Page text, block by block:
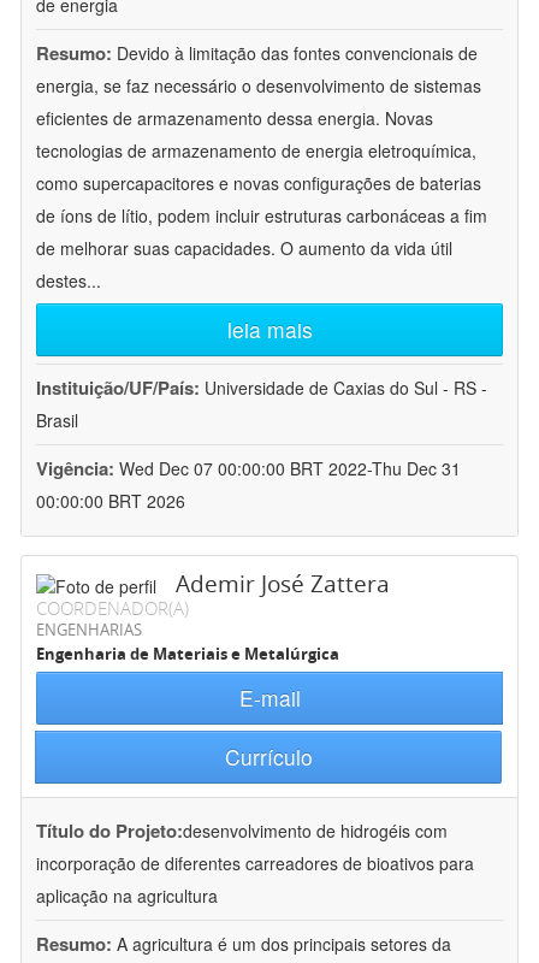
de energia
Resumo: Devido à limitação das fontes convencionais de
energia, se faz necessário o desenvolvimento de sistemas
eficientes de armazenamento dessa energia. Novas
tecnologias de armazenamento de energia eletroquímica,
como supercapacitores e novas configurações de baterias
de íons de lítio, podem incluir estruturas carbonáceas a fim
de melhorar suas capacidades. O aumento da vida útil
destes...
leia mais
Instituição/UF/País: Universidade de Caxias do Sul - RS -
Brasil
Vigência: Wed Dec 07 00:00:00 BRT 2022-Thu Dec 31
00:00:00 BRT 2026
Ademir José Zattera
COORDENADOR(A)
ENGENHARIAS
Engenharia de Materiais e Metalúrgica
E-mail
Currículo
Título do Projeto:desenvolvimento de hidrogéis com
incorporação de diferentes carreadores de bioativos para
aplicação na agricultura
Resumo: A agricultura é um dos principais setores da